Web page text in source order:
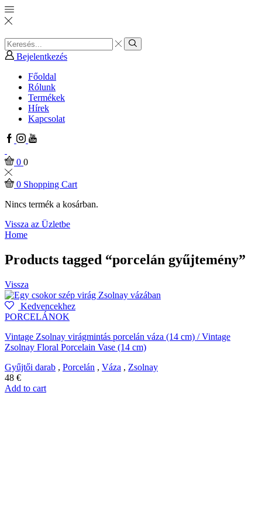
Search
input
Search
Bejelentkezés
Főoldal
Rólunk
Termékek
Hírek
Kapcsolat
Facebook
Instagram
Youtube
0 0
0 Shopping Cart
Nincs termék a kosárban.
Vissza az Üzletbe
Home
Products tagged “porcelán gyűjtemény”
Vissza
Kedvencekhez
PORCELÁNOK
Vintage Zsolnay virágmintás porcelán váza (14 cm) / Vintage
Zsolnay Floral Porcelain Vase (14 cm)
Gyűjtői darab , Porcelán , Váza , Zsolnay
48 €
Add to cart